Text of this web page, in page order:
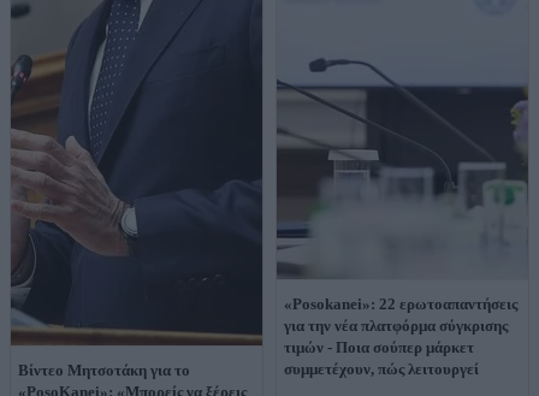
Βίντεο Μητσοτάκη για το
«PosoKanei»: «Μπορείς να ξέρεις
«Posokanei»: 22 ερωτοαπαντήσεις
για την νέα πλατφόρμα σύγκρισης
τιμών - Ποια σούπερ μάρκετ
συμμετέχουν, πώς λειτουργεί